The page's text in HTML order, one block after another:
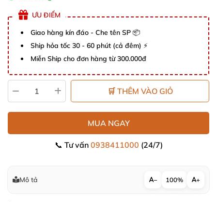
ƯU ĐIỂM
Giao hàng kín đáo - Che tên SP 📦
Ship hỏa tốc 30 - 60 phút (cả đêm) ⚡
Miễn Ship cho đơn hàng từ 300.000đ
🛒 THÊM VÀO GIỎ
MUA NGAY
📞 Tư vấn 0938411000 (24/7)
Mô tả − 100% +